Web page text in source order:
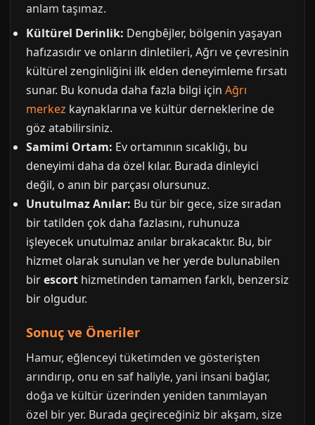
anlam taşımaz.
Kültürel Derinlik: Dengbêjler, bölgenin yaşayan
hafızasıdır ve onların dinletileri, Ağrı ve çevresinin
kültürel zenginliğini ilk elden deneyimleme fırsatı
sunar. Bu konuda daha fazla bilgi için Ağrı
merkez kaynaklarına ve kültür derneklerine de
göz atabilirsiniz.
Samimi Ortam: Ev ortamının sıcaklığı, bu
deneyimi daha da özel kılar. Burada dinleyici
değil, o anın bir parçası olursunuz.
Unutulmaz Anılar: Bu tür bir gece, size sıradan
bir tatilden çok daha fazlasını, ruhunuza
işleyecek unutulmaz anılar bırakacaktır. Bu, bir
hizmet olarak sunulan ve her yerde bulunabilen
birescort hizmetinden tamamen farklı, benzersiz
bir olgudur.
Sonuç ve Öneriler
Hamur, eğlenceyi tüketimden ve gösterişten
arındırıp, onu en saf haliyle, yani insani bağlar,
doğa ve kültür üzerinden yeniden tanımlayan
özel bir yer. Burada geçireceğiniz bir akşam, size